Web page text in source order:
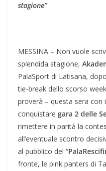
stagione”
MESSINA – Non vuole
splendida stagione,
PalaSport di Latisana,
tie-break dello scorso
proverà – questa sera con
conquistare gara 2 delle
rimettere in parità la
all’eventuale scontro
al pubblico del “
fronte, le pink panters di